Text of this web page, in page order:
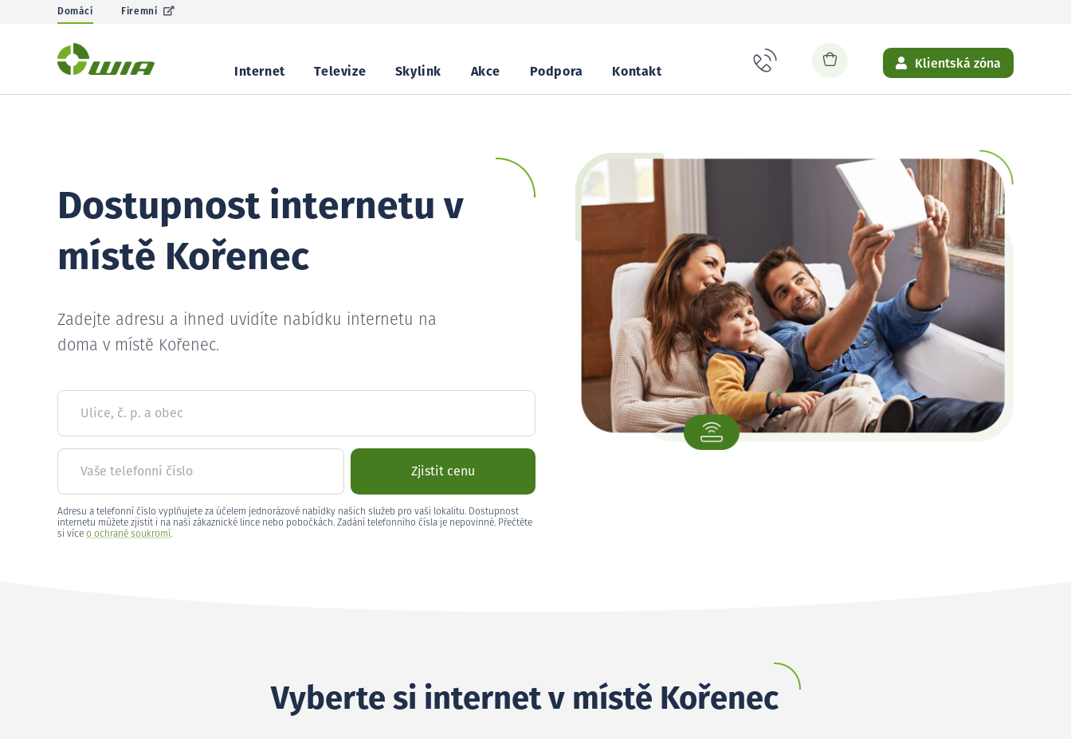
Domácí Firemní
Internet Televize Skylink Akce Podpora Kontakt
Klientská zóna
Dostupnost internetu v
místě Kořenec
Zadejte adresu a ihned uvidíte nabídku internetu na
doma v místě Kořenec.
Ulice, č. p. a obec
Vaše telefonní číslo Zjistit cenu
Adresu a telefonní číslo vyplňujete za účelem jednorázové nabídky našich služeb pro vaši lokalitu. Dostupnost
internetu můžete zjistit i na naší zákaznické lince nebo pobočkách. Zadání telefonního čísla je nepovinné. Přečtěte
si více o ochraně soukromí.
Vyberte si internet v místě Kořenec